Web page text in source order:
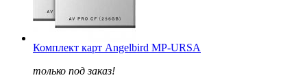
Комплект карт Angelbird MP-URSA
только под заказ!